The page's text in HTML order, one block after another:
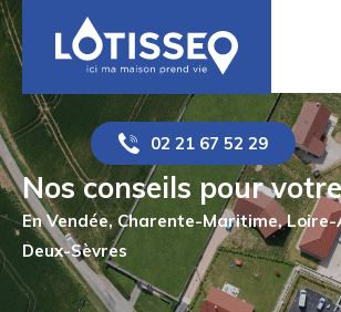
02 21 67 52 29
Nos conseils pour
En Vendée, Charente-Maritime,
Deux-Sèvres
Panneau de gestion des cookies